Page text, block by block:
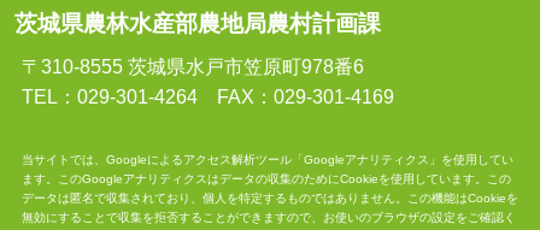
茨城県農林水産部農地局農村計画課
〒310-8555 茨城県水戸市笠原町978番6
TEL：029-301-4264 FAX：029-301-4169
当サイトでは、Googleによるアクセス解析ツール「Googleアナリティクス」を使用してい
ます。このGoogleアナリティクスはデータの収集のためにCookieを使用しています。この
データは匿名で収集されており、個人を特定するものではありません。この機能はCookieを
無効にすることで収集を拒否することができますので、お使いのブラウザの設定をご確認く